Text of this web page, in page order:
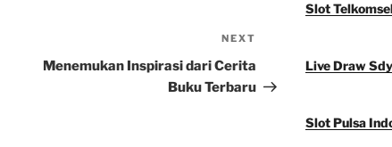
NEXT
Menemukan Inspirasi dari Cerita
Buku Terbaru
Slot
Live Draw Sdy
Slot Pulsa